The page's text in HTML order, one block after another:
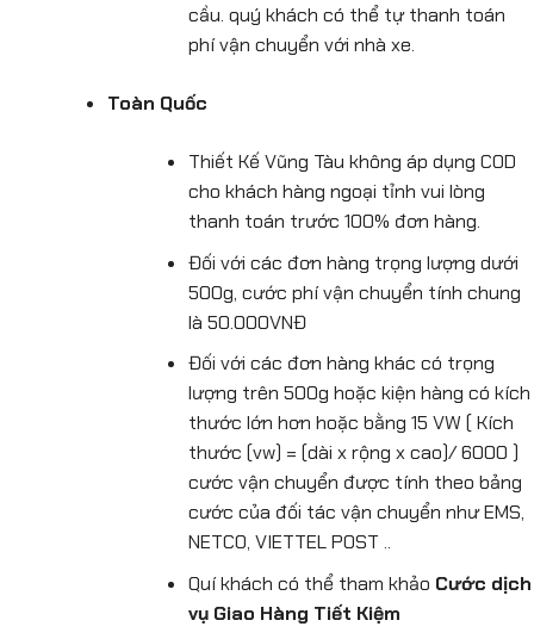
cầu. quý khách có thể tự thanh toán
phí vận chuyển với nhà xe.
Toàn Quốc
Thiết Kế Vũng Tàu không áp dụng COD
cho khách hàng ngoại tỉnh vui lòng
thanh toán trước 100% đơn hàng.
Đối với các đơn hàng trọng lượng dưới
500g, cước phí vận chuyển tính chung
là 50.000VNĐ
Đối với các đơn hàng khác có trọng
lượng trên 500g hoặc kiện hàng có kích
thước lớn hơn hoặc bằng 15 VW ( Kích
thước (vw) = (dài x rộng x cao)/ 6000 )
cước vận chuyển được tính theo bảng
cước của đối tác vận chuyển như EMS,
NETCO, VIETTEL POST ..
Quí khách có thể tham khảo Cước dịch
vụ Giao Hàng Tiết Kiệm